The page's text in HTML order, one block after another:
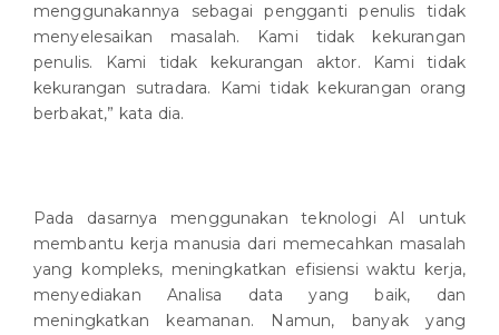
menggunakannya sebagai pengganti penulis tidak
menyelesaikan masalah. Kami tidak kekurangan
penulis. Kami tidak kekurangan aktor. Kami tidak
kekurangan sutradara. Kami tidak kekurangan orang
berbakat,” kata dia.
Pada dasarnya menggunakan teknologi AI untuk
membantu kerja manusia dari memecahkan masalah
yang kompleks, meningkatkan efisiensi waktu kerja,
menyediakan Analisa data yang baik, dan
meningkatkan keamanan. Namun, banyak yang